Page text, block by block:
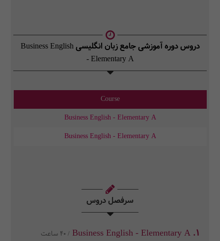
دروس دوره آموزشی جامع زبان انگلیسی Business English
- Elementary A
Course
Business English - Elementary A
Business English - Elementary A
سرفصل دروس
1. Business English - Elementary A / 40 ساعت